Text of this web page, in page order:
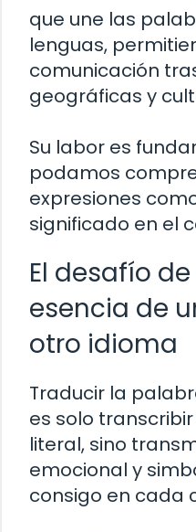
que une las
lenguas,
comunicación
geográficas y
Su labor es
podamos
expresiones
significado en el
El desafío
esencia de
otro idioma
Traducir la
es solo
literal, sino
emocional y
consigo en cada